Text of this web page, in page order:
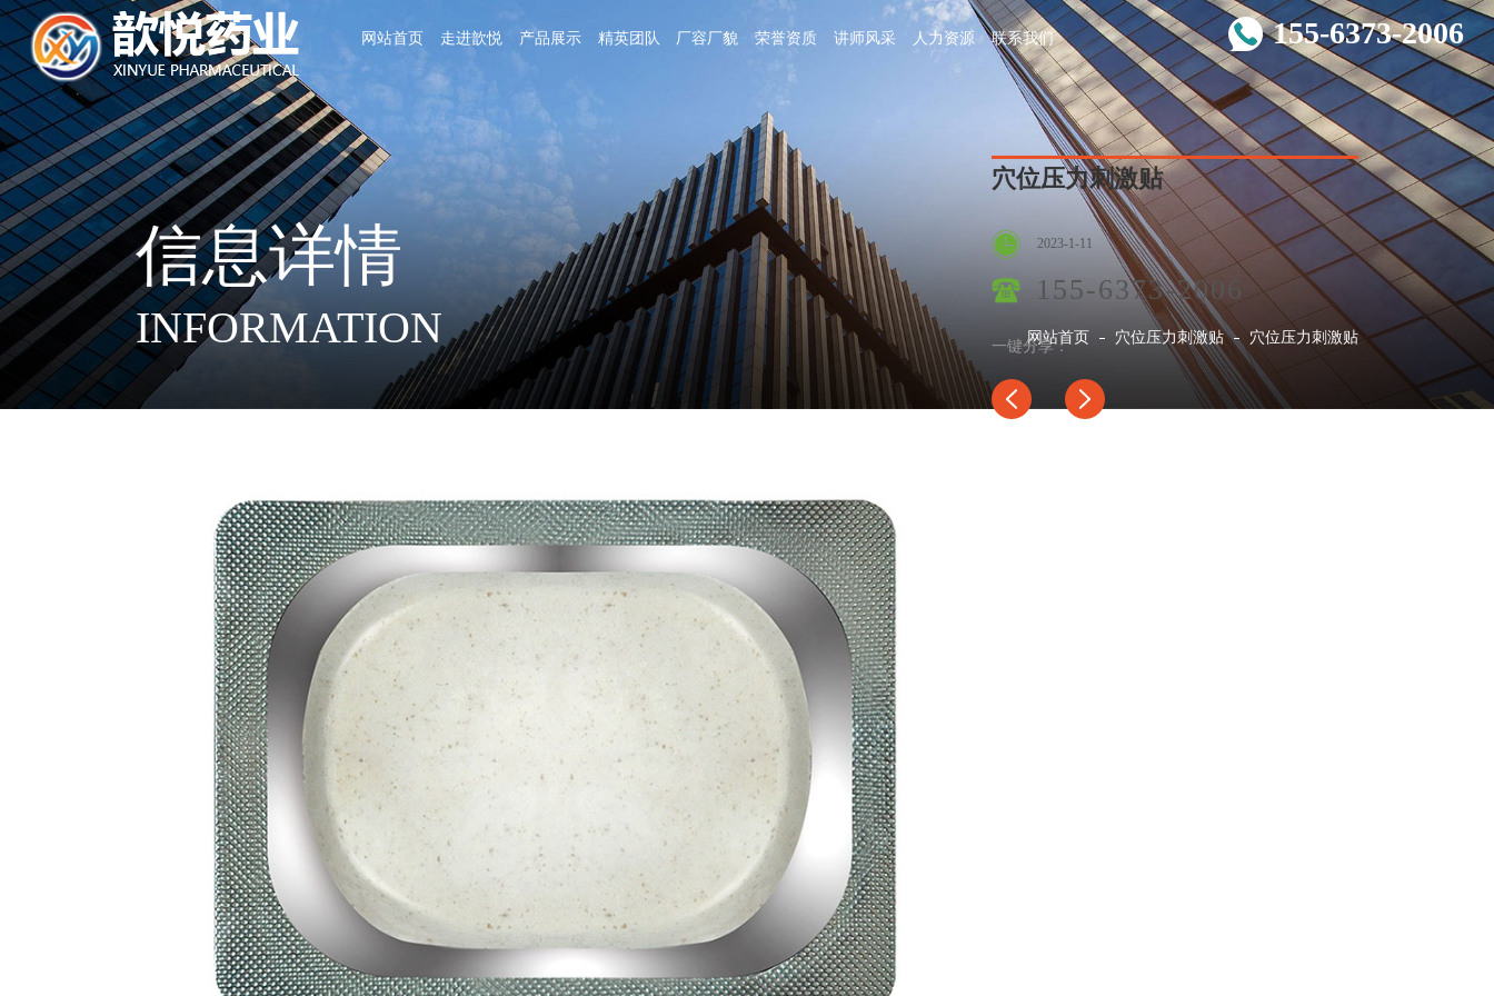
网站首页 走进歆悦 产品展示 精英团队 厂容厂貌 荣誉资质 讲师风采 人力资源 联系我们 155-6373-2006
信息详情
INFORMATION 网站首页 穴位压力刺激贴 穴位压力刺激贴
穴位压力刺激贴
2023-1-11
155-6373-2006
一键分享：